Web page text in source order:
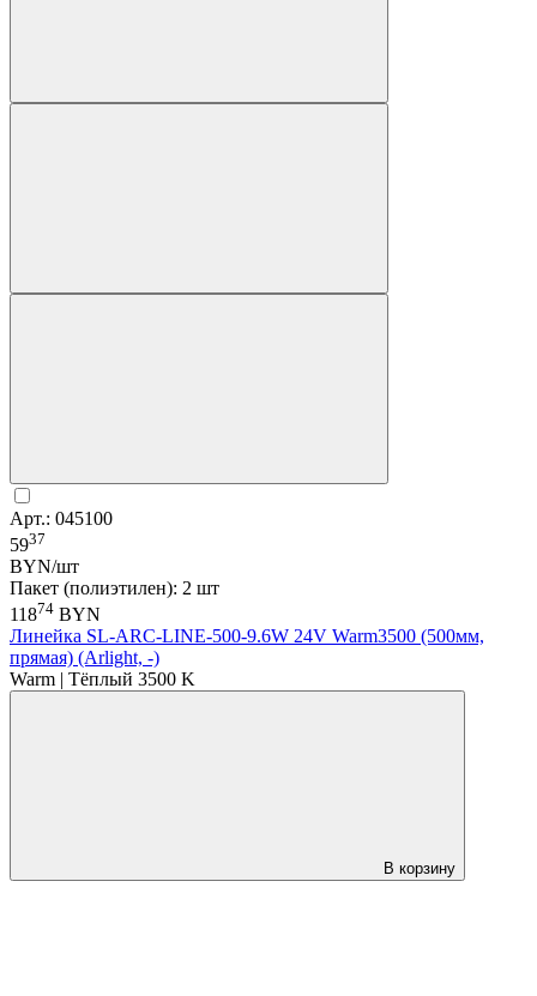
Арт.: 045100
5937
BYN/шт
Пакет (полиэтилен): 2 шт
11874 BYN
Линейка SL-ARC-LINE-500-9.6W 24V Warm3500 (500мм,
прямая) (Arlight, -)
Warm | Тёплый 3500 K
В корзину